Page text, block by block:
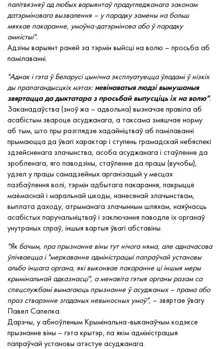
палітвязняў ад любых варыянтаў прадугледжанага законам
датэрміновага вызвалення – у парадку замены на больш
мяккае пакаранне, умоўна-датэрмінова або ў парадку
амністыі".
Адзіны варыянт раней за тэрмін выйсці на волю – просьба аб
памілаванні.
"Аднак і гэта ў Беларусі цынічна эксплуатуецца ўладамі ў нізкіх
ды прапагандысцкіх мэтах: невінаватыя людзі вымушаныя
звяртацца да дыктатара з просьбай выпусціць іх на волю".
Заканадаўства (зноў жа – адвольна) вызначае правіла аб
асабістым звароце асуджанага, а таксама змяшчае норму
аб тым, што пры разглядзе хадайніцтваў аб памілаванні
прымаюцца да ўвагі характар і ступень грамадскай небяспекі
здзейсненага злачынства, асоба асуджанага і стаўленне да
зробленага, яго паводзіны, стаўленне да працы (вучобы),
удзел у працы самадзейных арганізацый у месцах
пазбаўлення волі, тэрмін адбытага пакарання, пакрыццё
маёмаснай і маральнай шкоды, нанесенай злачынствам,
выплата даходу, атрыманага злачынным шляхам, наяўнасць
асабістых паручальніцтваў і заключэння паводле іх органаў
унутраных спраў, іншыя вартыя ўвагі абставіны.
"Як бачым, пра прызнанне віны тут нічога няма, але адначасова
ўлічваецца і "меркаванне адміністрацыі папраўчай установы
альбо іншага органа, які выконвае пакаранне ці іншыя меры
крымінальнай адказнасці", а менавіта гэтыя органы разам са
спецслужбамі вымагаюць прызнанне ў асуджаных – прама або
праз стварэнне згаданых невыносных умоў", – звяртае ўвагу
Павел Сапелка.
Дарэчы, у абноўленым Крымінальна-выканаўчым кодэксе
прызнанне віны – гэта крытэр, па якім адміністрацыя
папраўчай установы атэстуе асуджанага.